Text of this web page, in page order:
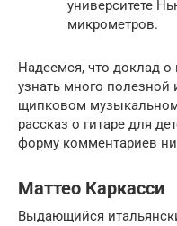
университете
микрометров.
Надеемся, что доклад о
узнать много
щипковом музыкальном
рассказ о гитаре для
форму комментариев
Маттео Каркасси
Выдающийся